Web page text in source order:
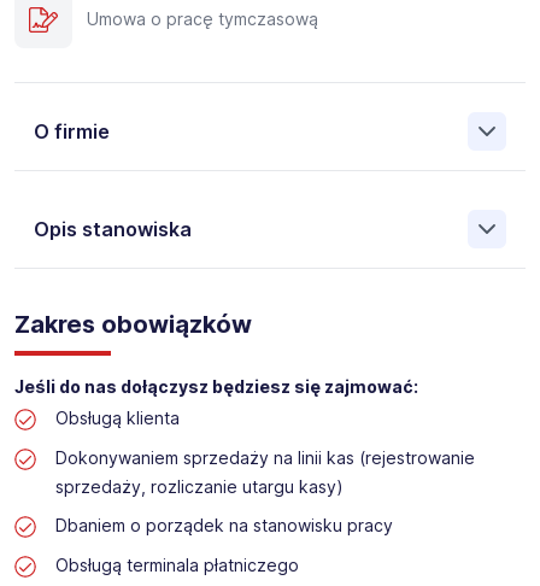
Umowa o pracę tymczasową
O firmie
Opis stanowiska
Pośrednictwa Pracy i Doradztwa Personalnego Work &
Profit jest obecnie jedną z największych niezależnych
polskich agencji zatrudnienia. W ciągu wielu lat naszej
działalności daliśmy pracę przeszło 50 000 pracowników
w całym kraju. Skutecznie znajdujemy pracowników dla
największych firm, jak również małych rodzinnych
przedsiębiorstw w Polsce. Agencja jest wpisana pod nr
396 w Krajowym Rejestrze Agencji Zatrudnienia.
Obecnie dla naszego Klienta, poszukujemy osób do pracy
na stanowisko:
Praca w sektorze obsługi klienta w markecie
Zakres obowiązków
Jeśli do nas dołączysz będziesz się zajmować:
Obsługą klienta
Dokonywaniem sprzedaży na linii kas (rejestrowanie
sprzedaży, rozliczanie utargu kasy)
Dbaniem o porządek na stanowisku pracy
Obsługą terminala płatniczego